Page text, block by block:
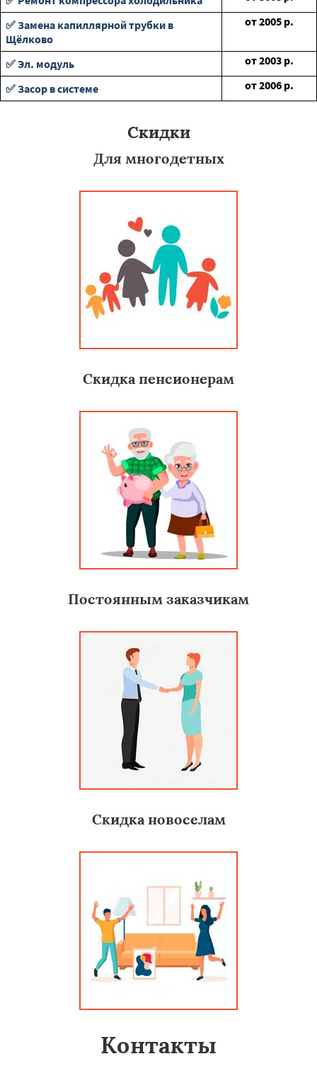
✅ Замена капиллярной трубки в
Щёлково
от2005 р.
✅ Эл. модуль от2003 р.
✅ Засор в системе
от2006 р.
Скидки
Для многодетных
Скидка пенсионерам
Постоянным заказчикам
Скидка новоселам
Контакты